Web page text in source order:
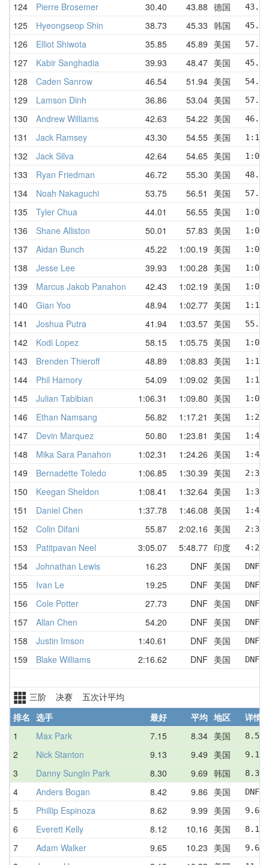
124 Pierre Brosemer 30.40 43.88 德国
125 Hyeongseop Shin 38.73 45.33 韩国
126 Elliot Shiwota 35.85 45.89 美国
127 Kabir Sanghadia 39.93 48.47 美国
128 Caden Sanrow 46.54 51.94 美国
129 Lamson Dinh 36.86 53.04 美国
130 Andrew Williams 42.63 54.22 美国
131 Jack Ramsey 43.30 54.55 美国
132 Jack Silva 42.64 54.65 美国
133 Ryan Friedman 46.72 55.30 美国
134 Noah Nakaguchi 53.75 56.51 美国
135 Tyler Chua 44.01 56.55 美国
136 Shane Alliston 50.01 57.83 美国
137 Aidan Bunch 45.22 1:00.19 美国
138 Jesse Lee 39.93 1:00.28 美国
139 Marcus Jakob Panahon 42.43 1:02.19 美国
140 Gian Yoo 48.94 1:02.77 美国
141 Joshua Putra 41.94 1:03.57 美国
142 Kodi Lopez 58.15 1:05.75 美国
143 Brenden Thieroff 48.89 1:08.83 美国
144 Phil Hamory 54.09 1:09.02 美国
145 Julian Tabibian 1:06.31 1:09.80 美国
146 Ethan Namsang 56.82 1:17.21 美国
147 Devin Marquez 50.80 1:23.81 美国
148 Mika Sara Panahon 1:02.31 1:24.26 美国
149 Bernadette Toledo 1:06.85 1:30.39 美国
150 Keegan Sheldon 1:08.41 1:32.64 美国
151 Daniel Chen 1:37.78 1:46.08 美国
152 Colin Difani 55.87 2:02.16 美国
153 Patitpavan Neel 3:05.07 5:48.77 印度
154 Johnathan Lewis 16.23 DNF 美国
155 Ivan Le 19.25 DNF 美国
156 Cole Potter 27.73 DNF 美国
157 Allan Chen 54.20 DNF 美国
158 Justin Imson 1:40.61 DNF 美国
159 Blake Williams 2:16.62 DNF 美国
三阶 决赛 五次计平均
排名 选手 最好 平均 地区
详情
1
Max Park 7.15 8.34 美国
2 Nick Stanton 9.13 9.49 美国
3 Danny SungIn Park 8.30 9.69 韩国
4 Anders Bogan 8.42 9.86 美国
5 Phillip Espinoza 8.62 9.99 美国
6 Everett Kelly 8.12 10.16 美国
7 Adam Walker 9.65 10.23 美国